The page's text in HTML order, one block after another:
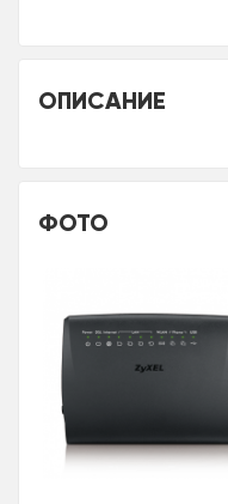
ОПИСАНИЕ
ФОТО